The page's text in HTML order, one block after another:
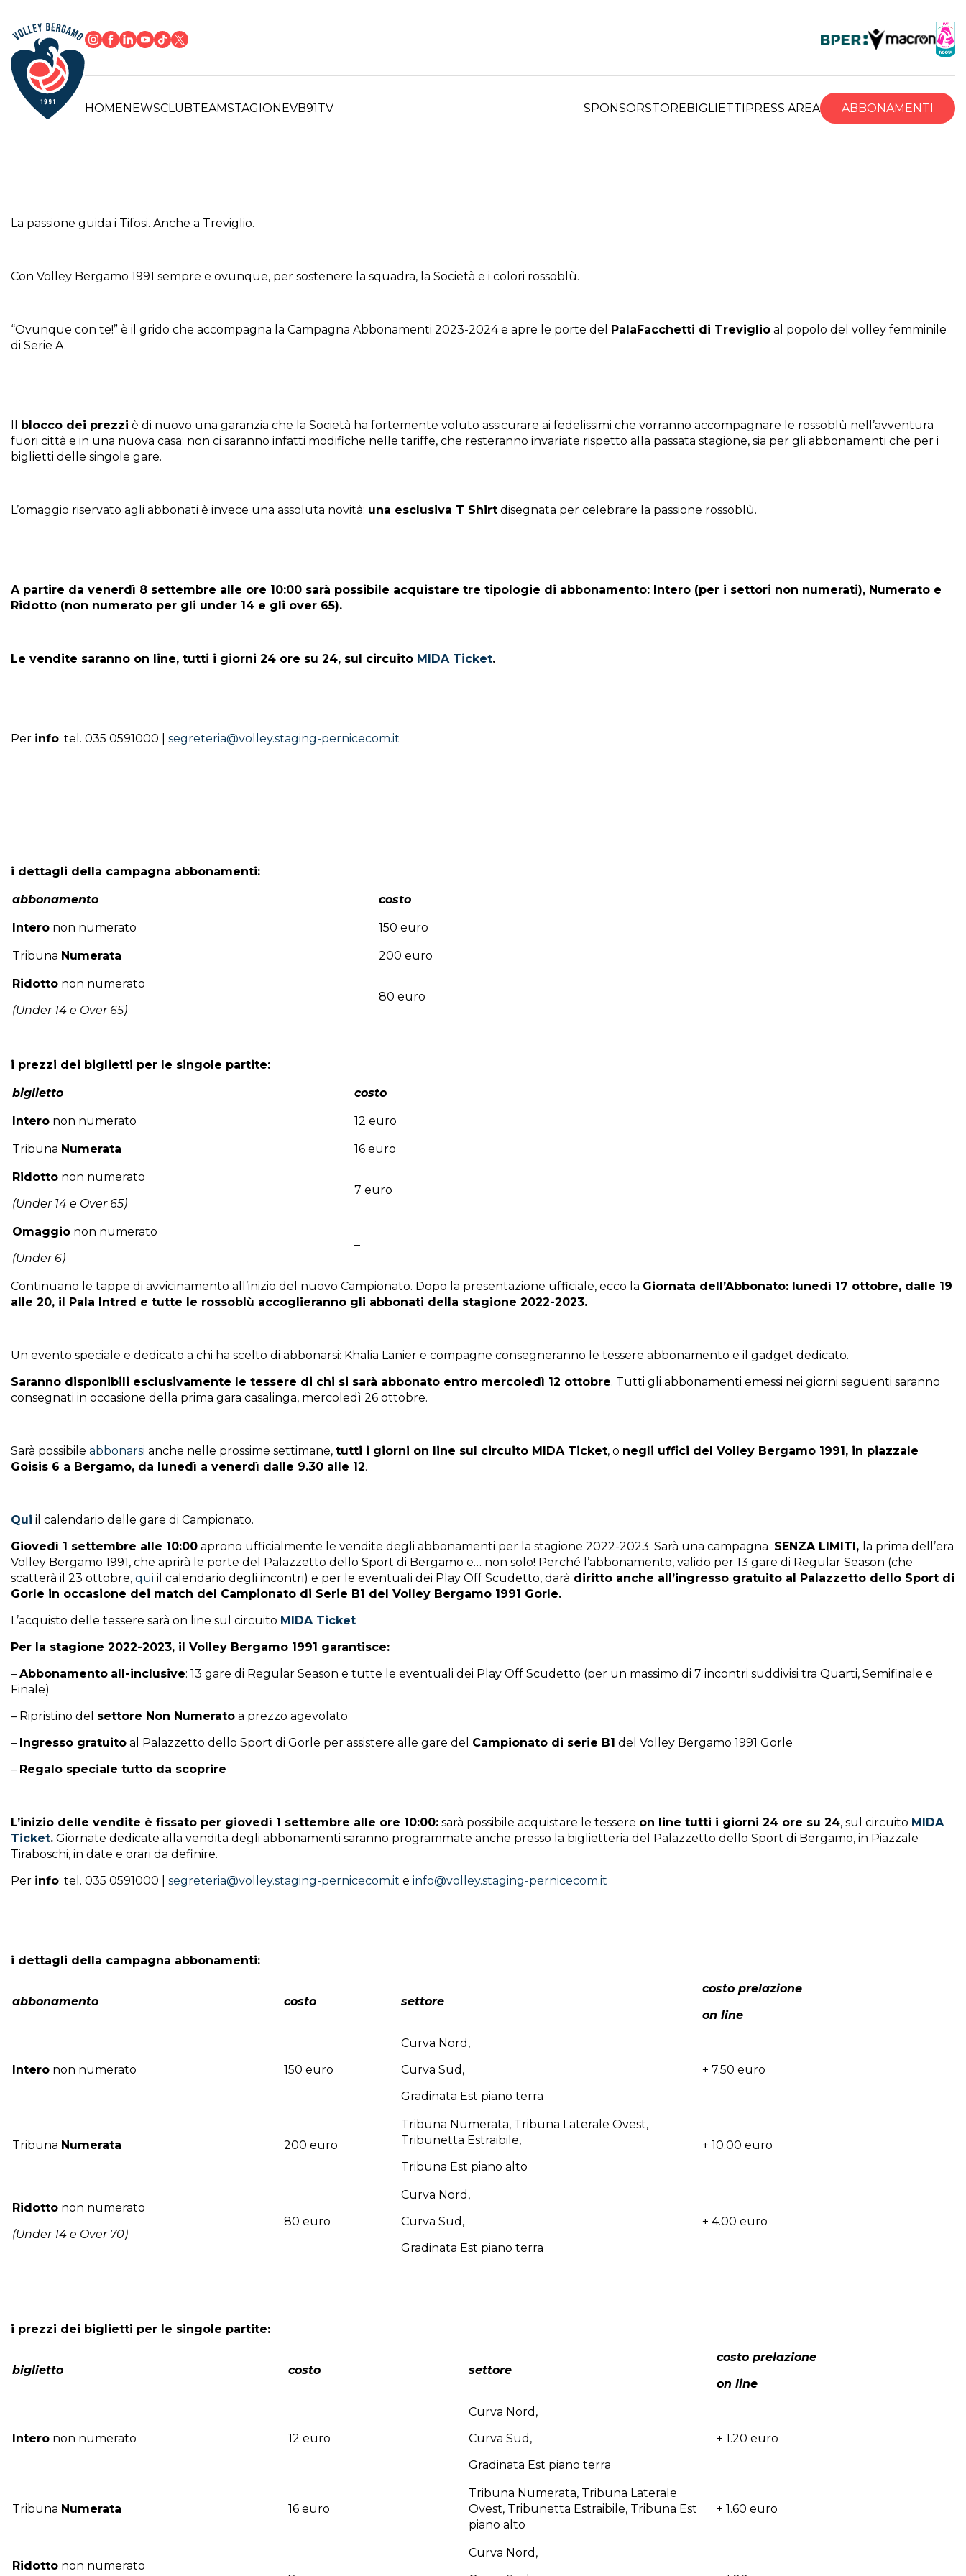
HOMENEWSCLUBTEAMSTAGIONEVB91TV SPONSORSTOREBIGLIETTIPRESS AREA ABBONAMENTI
La passione guida i Tifosi. Anche a Treviglio.
Con Volley Bergamo 1991 sempre e ovunque, per sostenere la squadra, la Società e i colori rossoblù.
“Ovunque con te!” è il grido che accompagna la Campagna Abbonamenti 2023-2024 e apre le porte del PalaFacchetti di Treviglio al popolo del volley femminile
di Serie A.
Il blocco dei prezzi è di nuovo una garanzia che la Società ha fortemente voluto assicurare ai fedelissimi che vorranno accompagnare le rossoblù nell’avventura
fuori città e in una nuova casa: non ci saranno infatti modifiche nelle tariffe, che resteranno invariate rispetto alla passata stagione, sia per gli abbonamenti che per i
biglietti delle singole gare.
L’omaggio riservato agli abbonati è invece una assoluta novità: una esclusiva T Shirt disegnata per celebrare la passione rossoblù.
A partire da venerdì 8 settembre alle ore 10:00 sarà possibile acquistare tre tipologie di abbonamento: Intero (per i settori non numerati), Numerato e
Ridotto (non numerato per gli under 14 e gli over 65).
Le vendite saranno on line, tutti i giorni 24 ore su 24, sul circuito MIDA Ticket.
Per info: tel. 035 0591000 | segreteria@volley.staging-pernicecom.it
i dettagli della campagna abbonamenti:
abbonamento costo
Intero non numerato 150 euro
Tribuna Numerata 200 euro
Ridotto non numerato
(Under 14 e Over 65)
80 euro
i prezzi dei biglietti per le singole partite:
biglietto costo
Intero non numerato 12 euro
Tribuna Numerata 16 euro
Ridotto non numerato
(Under 14 e Over 65)
7 euro
Omaggio non numerato
(Under 6)
–
Continuano le tappe di avvicinamento all’inizio del nuovo Campionato. Dopo la presentazione ufficiale, ecco la Giornata dell’Abbonato: lunedì 17 ottobre, dalle 19
alle 20, il Pala Intred e tutte le rossoblù accoglieranno gli abbonati della stagione 2022-2023.
Un evento speciale e dedicato a chi ha scelto di abbonarsi: Khalia Lanier e compagne consegneranno le tessere abbonamento e il gadget dedicato.
Saranno disponibili esclusivamente le tessere di chi si sarà abbonato entro mercoledì 12 ottobre. Tutti gli abbonamenti emessi nei giorni seguenti saranno
consegnati in occasione della prima gara casalinga, mercoledì 26 ottobre.
Sarà possibile abbonarsi anche nelle prossime settimane, tutti i giorni on line sul circuito MIDA Ticket, o negli uffici del Volley Bergamo 1991, in piazzale
Goisis 6 a Bergamo, da lunedì a venerdì dalle 9.30 alle 12.
Qui il calendario delle gare di Campionato.
Giovedì 1 settembre alle 10:00 aprono ufficialmente le vendite degli abbonamenti per la stagione 2022-2023. Sarà una campagna SENZA LIMITI, la prima dell’era
Volley Bergamo 1991, che aprirà le porte del Palazzetto dello Sport di Bergamo e… non solo! Perché l’abbonamento, valido per 13 gare di Regular Season (che
scatterà il 23 ottobre, qui il calendario degli incontri) e per le eventuali dei Play Off Scudetto, darà diritto anche all’ingresso gratuito al Palazzetto dello Sport di
Gorle in occasione dei match del Campionato di Serie B1 del Volley Bergamo 1991 Gorle.
L’acquisto delle tessere sarà on line sul circuito MIDA Ticket
Per la stagione 2022-2023, il Volley Bergamo 1991 garantisce:
– Abbonamento all-inclusive: 13 gare di Regular Season e tutte le eventuali dei Play Off Scudetto (per un massimo di 7 incontri suddivisi tra Quarti, Semifinale e
Finale)
– Ripristino del settore Non Numerato a prezzo agevolato
– Ingresso gratuito al Palazzetto dello Sport di Gorle per assistere alle gare del Campionato di serie B1 del Volley Bergamo 1991 Gorle
– Regalo speciale tutto da scoprire
L’inizio delle vendite è fissato per giovedì 1 settembre alle ore 10:00: sarà possibile acquistare le tessere on line tutti i giorni 24 ore su 24, sul circuito MIDA
Ticket. Giornate dedicate alla vendita degli abbonamenti saranno programmate anche presso la biglietteria del Palazzetto dello Sport di Bergamo, in Piazzale
Tiraboschi, in date e orari da definire.
Per info: tel. 035 0591000 | segreteria@volley.staging-pernicecom.it e info@volley.staging-pernicecom.it
i dettagli della campagna abbonamenti:
abbonamento costo settore
costo prelazione
on line
Intero non numerato 150 euro
Curva Nord,
Curva Sud,
Gradinata Est piano terra
+ 7.50 euro
Tribuna Numerata 200 euro
Tribuna Numerata, Tribuna Laterale Ovest,
Tribunetta Estraibile,
Tribuna Est piano alto
+ 10.00 euro
Ridotto non numerato
(Under 14 e Over 70)
80 euro
Curva Nord,
Curva Sud,
Gradinata Est piano terra
+ 4.00 euro
i prezzi dei biglietti per le singole partite:
biglietto costo settore
costo prelazione
on line
Intero non numerato 12 euro
Curva Nord,
Curva Sud,
Gradinata Est piano terra
+ 1.20 euro
Tribuna Numerata 16 euro
Tribuna Numerata, Tribuna Laterale
Ovest, Tribunetta Estraibile, Tribuna Est
piano alto
+ 1.60 euro
Ridotto non numerato
Curva Nord,